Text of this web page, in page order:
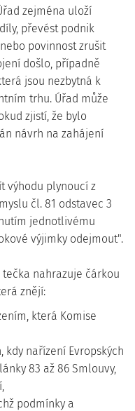
zejména uloží
převést podnik
povinnost zrušit
došlo, případně
jsou nezbytná k
trhu. Úřad může
zjistí, že bylo
návrh na zahájení
výhodu plynoucí z
čl. 81 odstavec 3
jednotlivému
výjimky odejmout".
tečka nahrazuje čárkou
znějí:
která Komise
nařízení Evropských
83 až 86 Smlouvy,
podmínky a